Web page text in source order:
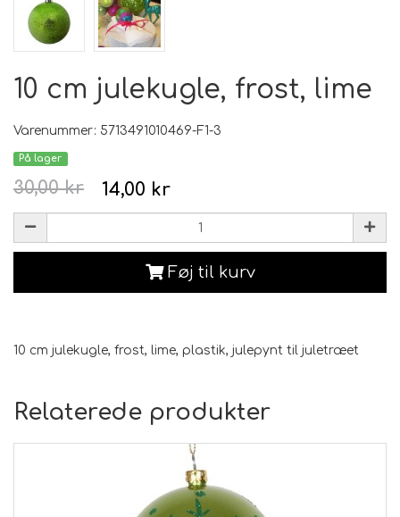
10 cm julekugle, frost, lime
Varenummer: 5713491010469-F1-3
På lager
14,00 kr
30,00 kr
Føj til kurv
10 cm julekugle, frost, lime, plastik, julepynt til juletræet
Relaterede produkter